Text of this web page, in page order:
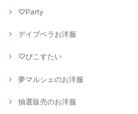
♡Party
デイブベラお洋服
♡ぴこすたい
夢マルシェのお洋服
抽選販売のお洋服